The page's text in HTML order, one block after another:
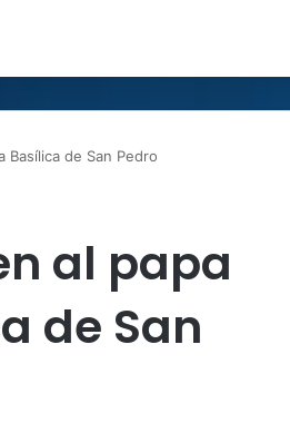
de San Pedro
al papa
de San